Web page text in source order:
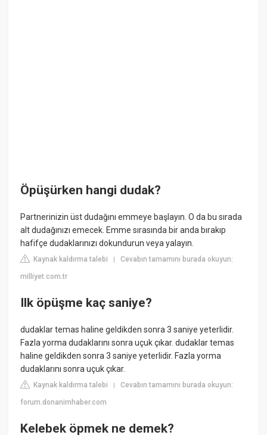
Öpüşürken hangi dudak?
Partnerinizin üst dudağını emmeye başlayın. O da bu sırada
alt dudağınızı emecek. Emme sırasında bir anda bırakıp
hafifçe dudaklarınızı dokundurun veya yalayın.
Kaynak kaldırma talebi |Cevabın tamamını burada okuyun:
milliyet.com.tr
Ilk öpüşme kaç saniye?
dudaklar temas haline geldikden sonra 3 saniye yeterlidir.
Fazla yorma dudaklarını sonra uçuk çıkar. dudaklar temas
haline geldikden sonra 3 saniye yeterlidir. Fazla yorma
dudaklarını sonra uçuk çıkar.
Kaynak kaldırma talebi |Cevabın tamamını burada okuyun:
forum.donanimhaber.com
Kelebek öpmek ne demek?